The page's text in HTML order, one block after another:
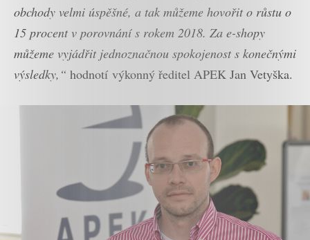
obchody velmi úspěšné, a tak můžeme hovořit o růstu o
15 procent v porovnání s rokem 2018. Za e-shopy
můžeme vyjádřit jednoznačnou spokojenost s konečnými
výsledky,“ hodnotí výkonný ředitel APEK Jan Vetyška.